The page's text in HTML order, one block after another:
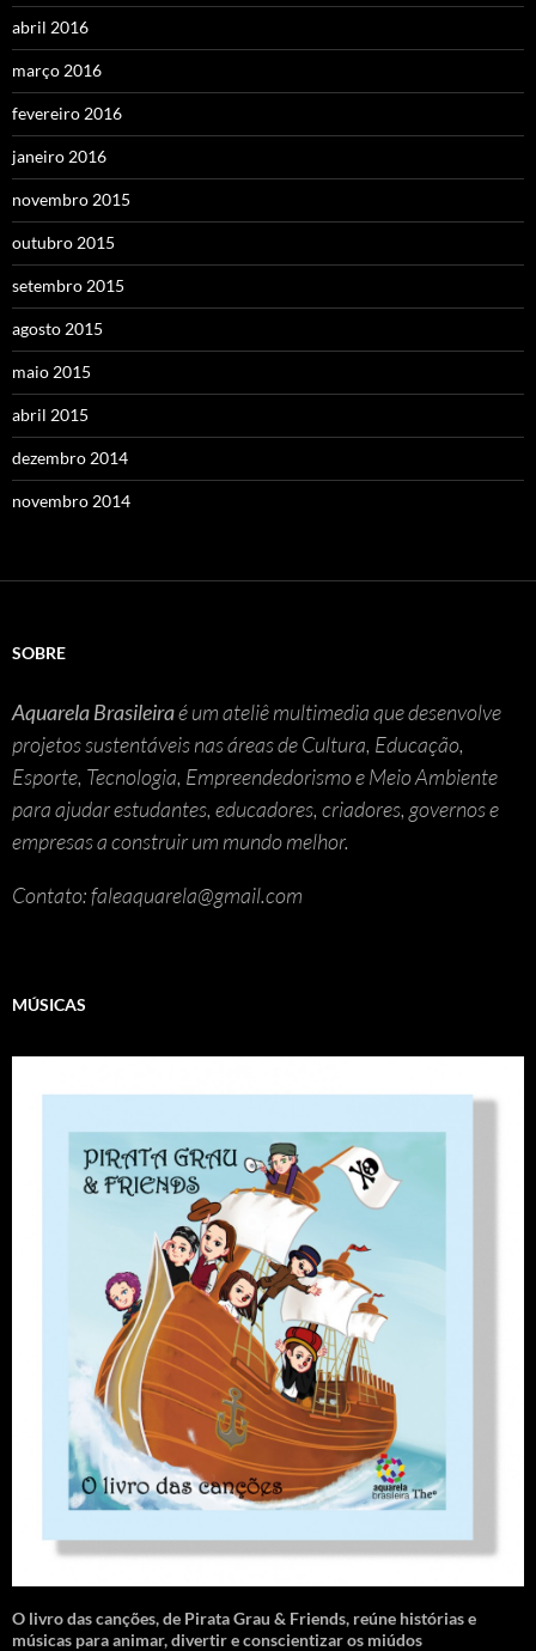
abril 2016
março 2016
fevereiro 2016
janeiro 2016
novembro 2015
outubro 2015
setembro 2015
agosto 2015
maio 2015
abril 2015
dezembro 2014
novembro 2014
SOBRE
Aquarela Brasileiraé um ateliê multimedia que desenvolve
projetos sustentáveis nas áreas de Cultura, Educação,
Esporte, Tecnologia, Empreendedorismo e Meio Ambiente
para ajudar estudantes, educadores, criadores, governos e
empresas a construir um mundo melhor.
Contato: faleaquarela@gmail.com
MÚSICAS
O livro das canções,de Pirata Grau & Friends, reúne histórias e
músicas para animar, divertir e conscientizar os miúdos